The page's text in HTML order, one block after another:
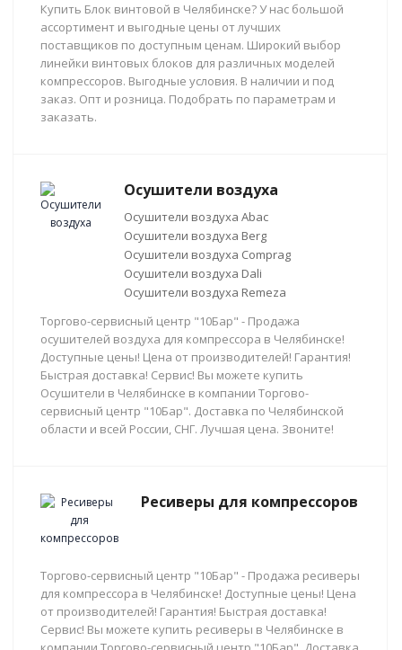
Купить Блок винтовой в Челябинске? У нас большой
ассортимент и выгодные цены от лучших
поставщиков по доступным ценам. Широкий выбор
линейки винтовых блоков для различных моделей
компрессоров. Выгодные условия. В наличии и под
заказ. Опт и розница. Подобрать по параметрам и
заказать.
Осушители воздуха
Осушители воздуха Abac
Осушители воздуха Berg
Осушители воздуха Comprag
Осушители воздуха Dali
Осушители воздуха Remeza
Торгово-сервисный центр "10Бар" - Продажа
осушителей воздуха для компрессора в Челябинске!
Доступные цены! Цена от производителей! Гарантия!
Быстрая доставка! Сервис! Вы можете купить
Осушители в Челябинске в компании Торгово-
сервисный центр "10Бар". Доставка по Челябинской
области и всей России, СНГ. Лучшая цена. Звоните!
Ресиверы для компрессоров
Торгово-сервисный центр "10Бар" - Продажа ресиверы
для компрессора в Челябинске! Доступные цены! Цена
от производителей! Гарантия! Быстрая доставка!
Сервис! Вы можете купить ресиверы в Челябинске в